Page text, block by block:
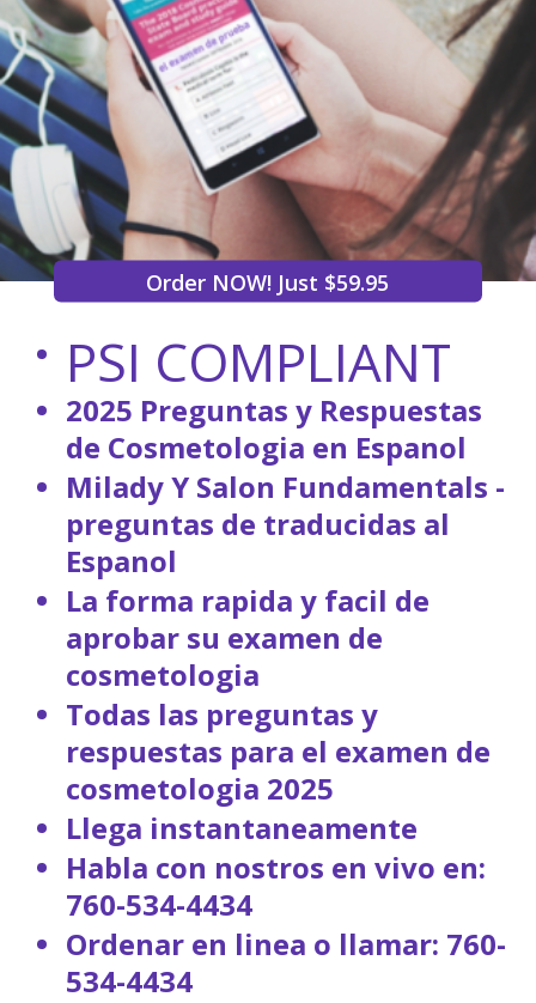
Order NOW! Just $59.95
PSI COMPLIANT
2025 Preguntas y Respuestas
de Cosmetologia en Espanol
Milady Y Salon Fundamentals -
preguntas de traducidas al
Espanol
La forma rapida y facil de
aprobar su examen de
cosmetologia
Todas las preguntas y
respuestas para el examen de
cosmetologia 2025
Llega instantaneamente
Habla con nostros en vivo en:
760-534-4434
Ordenar en linea o llamar: 760-
534-4434